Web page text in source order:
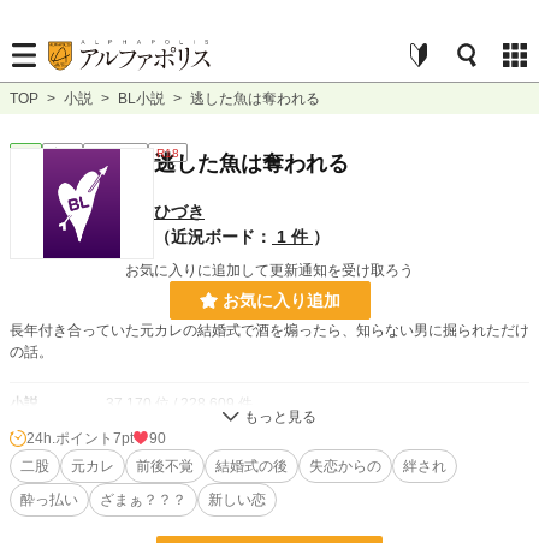
TOP > 小説 > BL小説 > 逃した魚は奪われる
完結 ｼｮｰﾄｼｮｰﾄ R18
逃した魚は奪われる
ひづき
（近況ボード：
1 件 ）
お気に入りに追加して更新通知を受け取ろう
お気に入り追加
長年付き合っていた元カレの結婚式で酒を煽ったら、知らない男に掘られただけ
の話。
小説 37,170 位 / 228,609 件
BL 9,941 位 / 31,391 件
お気に入り 61
24h.ポイント 7pt
90
二股
元カレ 前後不覚 結婚式の後 失恋からの
絆され
酔っ払い
ざまぁ？？？ 新しい恋